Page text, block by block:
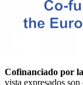
Cofinanciado por
vista expresados